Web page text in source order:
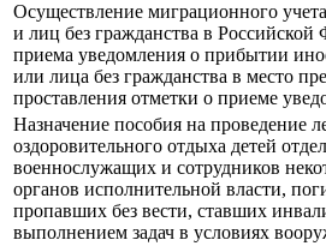
Осуществление миграционного
и лиц без гражданства в Российской
приема уведомления о прибытии
или лица без гражданства в место
проставления отметки о приеме
Назначение пособия на проведение
оздоровительного отдыха детей
военнослужащих и сотрудников
органов исполнительной власти,
пропавших без вести, ставших
выполнением задач в условиях